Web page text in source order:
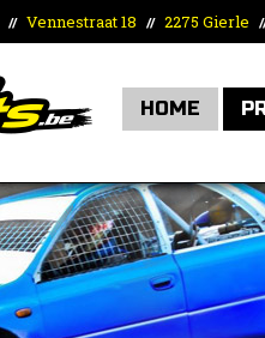
// Vennestraat 18 // 2275 Gierle
HOME